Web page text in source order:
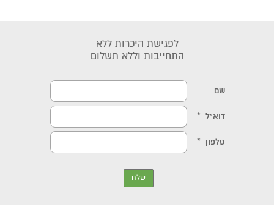
לפגישת היכרות ללא
התחייבות וללא תשלום